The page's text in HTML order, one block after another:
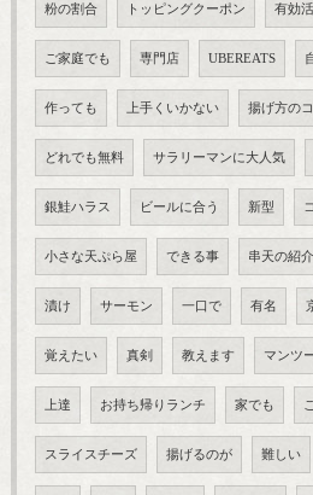
粉の割合 トッピングクーポン 有効
ご家庭でも 専門店 UBEREATS
作っても 上手くいかない 揚げ方の
どれでも無料 サラリーマンに大人気
銀鮭ハラス ビールに合う 新型
小さな天ぷら屋 できる事 串天の紹介
漬け サーモン 一口で 有名
覚えたい 真剣 教えます マンツ
上達 お持ち帰りランチ 家でも
スライスチーズ 揚げるのが 難しい